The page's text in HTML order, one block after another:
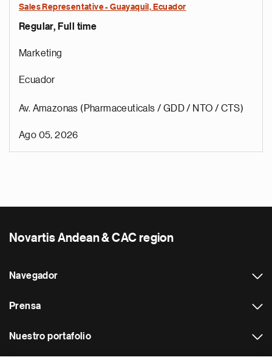
Sales Representative - Guayaquil, Ecuador
Regular, Full time
Marketing
Ecuador
Av. Amazonas (Pharmaceuticals / GDD / NTO / CTS)
Ago 05, 2026
Novartis Andean & CAC region
Navegador
Prensa
Nuestro portafolio